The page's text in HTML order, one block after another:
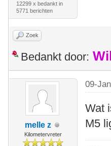
12299 x bedankt in
5771 berichten
Zoek
Bedankt door:
melle z
Kilometervreter
09-
Wat
M5